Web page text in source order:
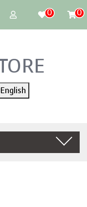
0 0
English